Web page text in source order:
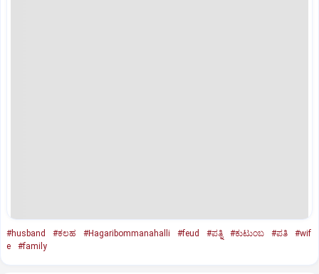
#husband #ಕಲಹ #Hagaribommanahalli #feud #ಪತ್ನಿ #ಕುಟುಂಬ #ಪತಿ
#wif
e
#family